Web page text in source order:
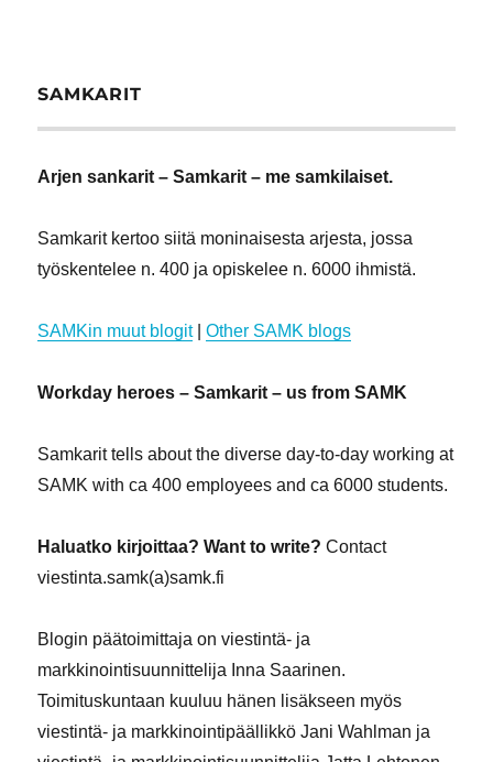
SAMKARIT
Arjen sankarit – Samkarit – me samkilaiset.
Samkarit kertoo siitä moninaisesta arjesta, jossa
työskentelee n. 400 ja opiskelee n. 6000 ihmistä.
SAMKin muut blogit|Other SAMK blogs
Workday heroes – Samkarit – us from SAMK
Samkarit tells about the diverse day-to-day working at
SAMK with ca 400 employees and ca 6000 students.
Haluatko kirjoittaa? Want to write? Contact
viestinta.samk(a)samk.fi
Blogin päätoimittaja on viestintä- ja
markkinointisuunnittelija Inna Saarinen.
Toimituskuntaan kuuluu hänen lisäkseen myös
viestintä- ja markkinointipäällikkö Jani Wahlman ja